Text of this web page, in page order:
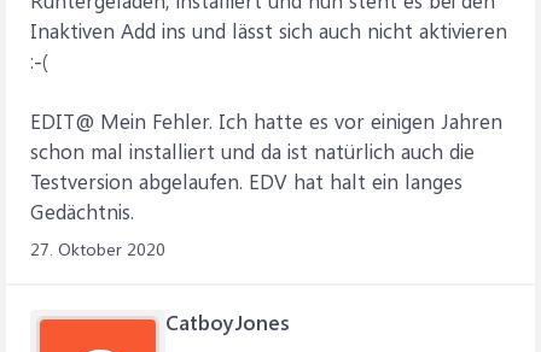
Inaktiven Add ins und lässt sich auch nicht aktivieren
:-(
EDIT@ Mein Fehler. Ich hatte es vor einigen Jahren
schon mal installiert und da ist natürlich auch die
Testversion abgelaufen. EDV hat halt ein langes
Gedächtnis.
27. Oktober 2020
CatboyJones